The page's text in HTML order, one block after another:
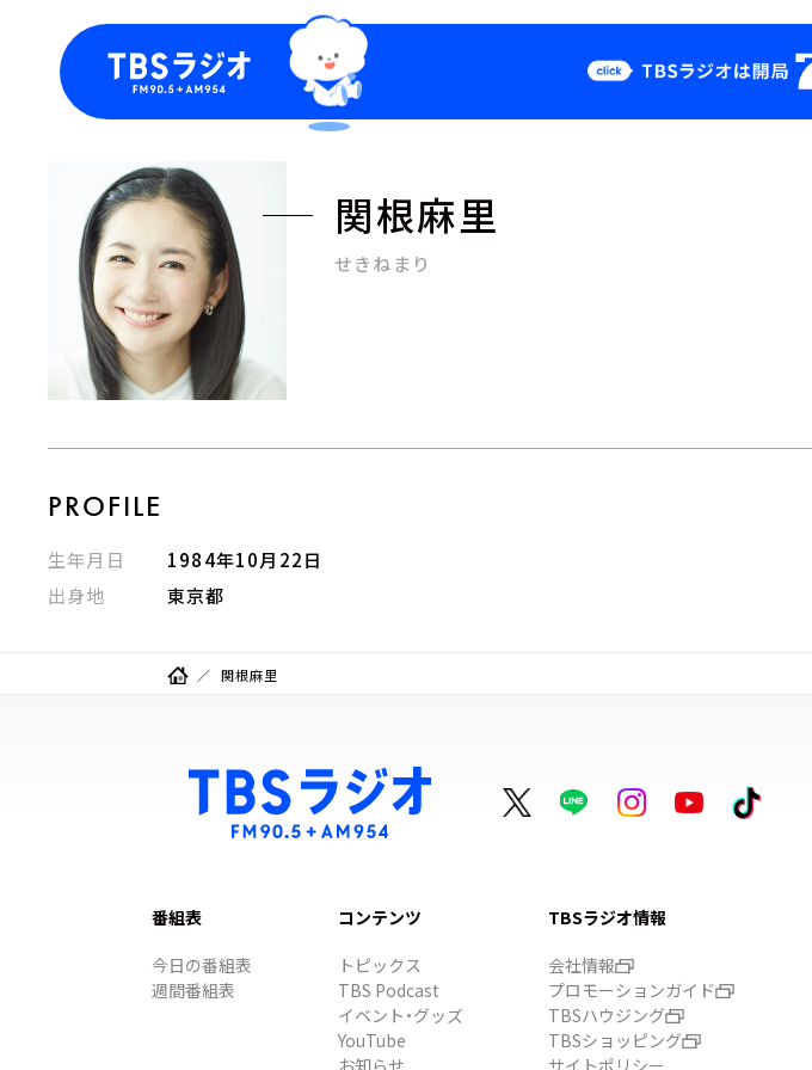
今日の番組表
週間番組表
TBS
Podcast
関根麻里
せきねまり
PROFILE
生年月日
1984年10月22日
出身地
東京都
関根麻里
番組表
今日の番組表
週間番組表
コンテンツ
トピックス
TBS Podcast
イベント・グッズ
YouTube
お知らせ
TBSラジオ情報
会社情報
プロモーションガイド
TBSハウジング
TBSショッピング
サイトポリシー